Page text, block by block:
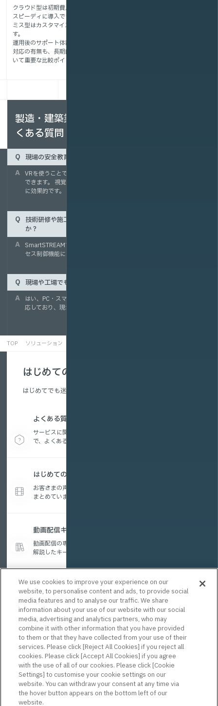
クラウド型は初期費用を抑えつつ
スピーディに導入でき、オンプレ
ミス型はカスタマイズ性に優れま
す。
運用後のサポート体制やトラブル
対応の有無も、長期的な運用にお
いて重要な比較ポイントです。
製造・建築業界の動画配信・VRに関するよ
くある質問
現場の安全教育にVRを導入するメリットは何ですか？
VRを使うことで、実際に体験しにくい危険な状況を仮想空間で再現
できます。 視覚・体感的に学べるため、安全意識の定着や事故防止
に効果的です。
技術研修や施工手順の動画を社外に漏れないようにできます
か？
SmartSTREAMでは、パスワード認証やドメイン制限といったアク
セス制御機能により、社内限定の安全な配信が可能です。
現場や工場でもスマートフォンで視聴できますか？
はい、PC・スマートフォン・タブレットなどのマルチデバイスに対
応しており、現場や移動中でも手軽に視聴できます。
TOP ソリューション
はじめての方へ
はじめてでも迷わない、配信の基本を解説。
よくある質問
サービスに関する疑問から、動画配信の活用方法ま
で、よくある質問をまとめています。
はじめての動画配信コラム
お客さまの声を参考に編集したお役立ちコンテンツを
まとめています。
動画配信キーワード集
動画配信の専門用語を、初めての方にもわかりやすく
解説したキーワード集です。
まずはお気軽に
ご相談ください。
専任担当者がサポートします。
【お電話でのお問合せ】
0120-28-8140
お問い合わせ・資料請求
We use cookies to improve your experience on our
website, to personalise content and ads, to provide social
media features and to analyse our traffic. We share
information about your use of our website with our social
media, advertising and analytics partners, who may
combine it with other information that you have provided
to them or that they have collected from your use of their
services. Please click [Reject All Cookies] if you reject all
cookies. Please click [Accept All Cookies] if you agree
with the use of all of our cookies. Please click [Cookie
Settings] to customise your cookie settings on our
website. You can withdraw your consent at any time via
the hover button appears on the bottom left of our
website.